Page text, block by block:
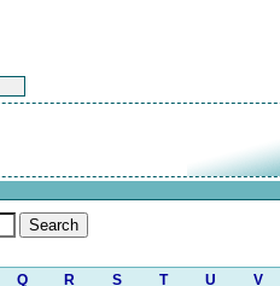
Q R S T U V